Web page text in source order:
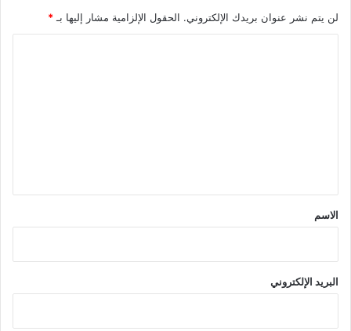
لن يتم نشر عنوان بريدك الإلكتروني. الحقول الإلزامية مشار إليها بـ *
*
الاسم
البريد الإلكتروني